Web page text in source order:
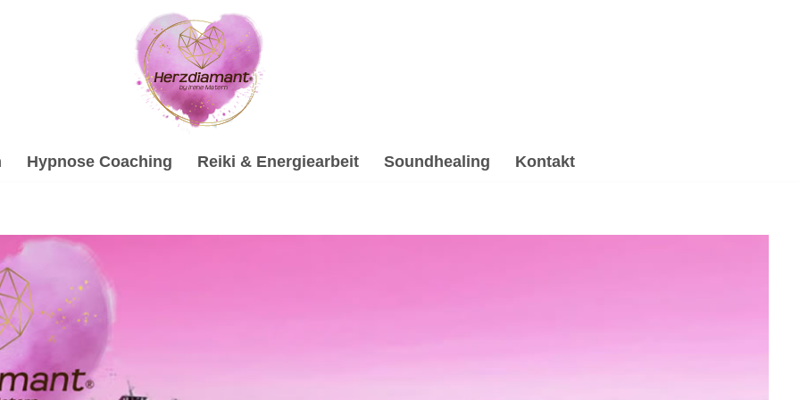
Hypnose Coaching Reiki & Energiearbeit Soundhealing Kontakt
bei ↗️💓️Herzdiamant.net und ✓Soundhealing & Reiki, Gesprächstherapie, Hypnose, Psychotherapie
✓Soundhealing & Reiki oder ✓Psychotherapie Alternative in Langweid (Lech). ➡️ 💓️
Wir begleiten Sie auf Ihrem Weg ✉.